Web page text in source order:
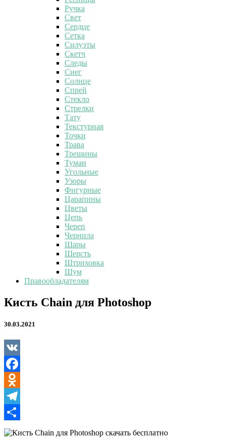
Ручка
Свет
Сердце
Сетка
Силуэты
Скетч
Следы
Снег
Солнце
Спрей
Стекло
Стрелки
Тату
Текстурная
Точки
Трава
Трещины
Туман
Угольные
Узоры
Фигурные
Царапины
Цветы
Цепь
Череп
Чернила
Шары
Шерсть
Штриховка
Шум
Правообладателям
Кисть
Chain
Photoshop
Кисть Chain для Photoshop
30.03.2021
VK
Facebook
Odnoklassniki
Telegram
Отправить